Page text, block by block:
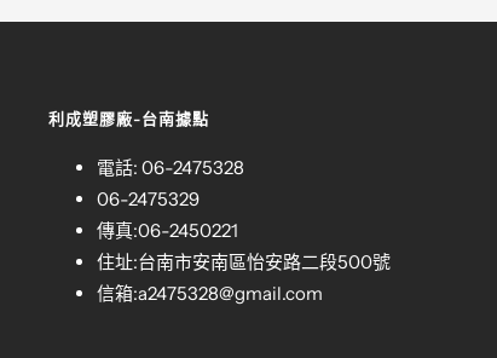
利成塑膠廠-台南據點
電話: 06-2475328
06-2475329
傳真:06-2450221
住址:台南市安南區怡安路二段500號
信箱:a2475328@gmail.com